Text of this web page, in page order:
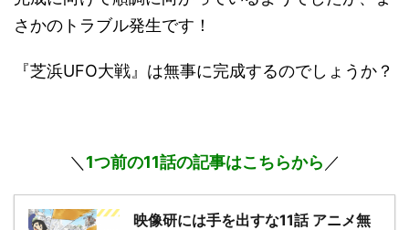
さかのトラブル発生です！
『芝浜UFO大戦』は無事に完成するのでしょうか？
＼ 1つ前の11話の記事はこちらから ／
映像研には手を出すな11話 アニメ無